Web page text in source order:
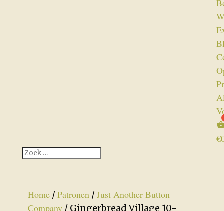
€
Home/Patronen/Just Another Button
Company/ Gingerbread Village 10-